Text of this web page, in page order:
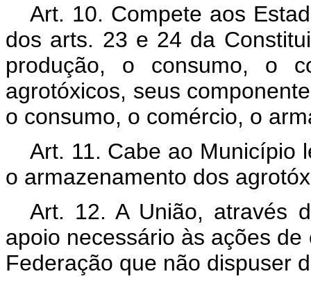
Art. 10. Compete aos
dos arts. 23 e 24 da
produção, o consumo, o
agrotóxicos, seus
o consumo, o comércio, o
Art. 11. Cabe ao Município
o armazenamento dos
Art. 12. A União, através
apoio necessário às ações
Federação que não dispuser